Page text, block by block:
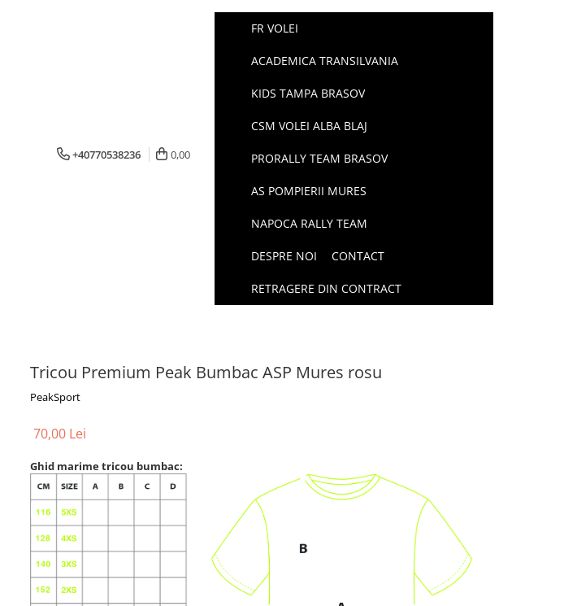
+40770538236 0,00
FR VOLEI
ACADEMICA TRANSILVANIA
KIDS TAMPA BRASOV
CSM VOLEI ALBA BLAJ
PRORALLY TEAM BRASOV
AS POMPIERII MURES
NAPOCA RALLY TEAM
DESPRE NOI CONTACT
RETRAGERE DIN CONTRACT
Tricou Premium Peak Bumbac ASP Mures rosu
PeakSport
70,00 Lei
Ghid marime tricou bumbac: